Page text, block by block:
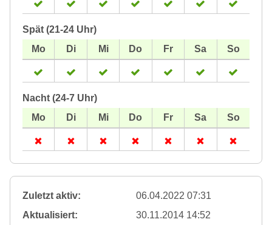
Spät (21-24 Uhr)
Nacht (24-7 Uhr)
Zuletzt aktiv:
06.04.2022 07:31
Aktualisiert:
30.11.2014 14:52